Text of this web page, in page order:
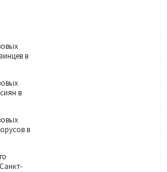
в
в
в